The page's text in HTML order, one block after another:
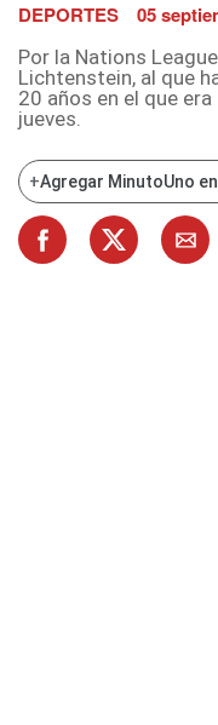
DEPORTES 05
Por la Nations
Lichtenstein, al que
20 años en el que
jueves.
+Agregar MinutoUno en